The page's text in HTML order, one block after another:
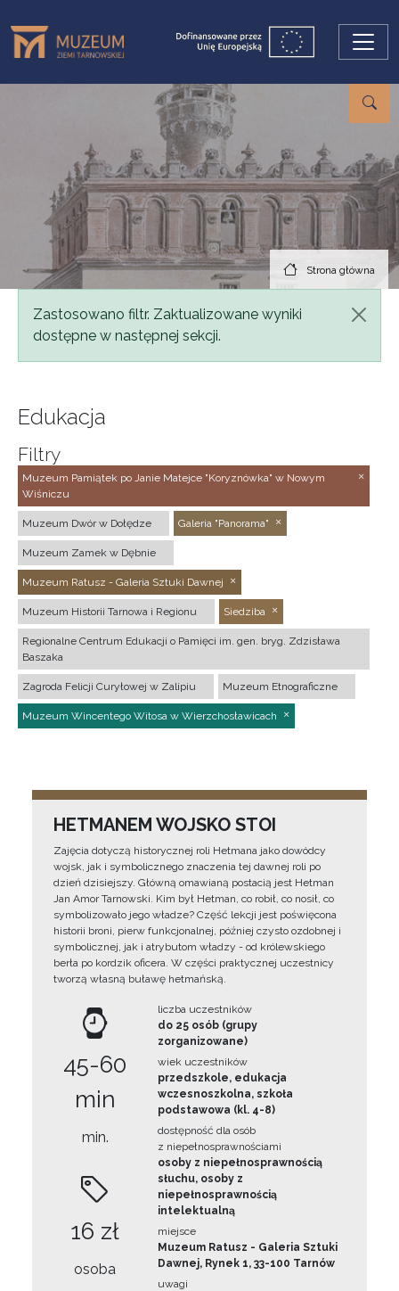
Strona główna
Komunikat
Zastosowano filtr. Zaktualizowane wyniki
dostępne w następnej sekcji.
Edukacja
Filtry
Muzeum Pamiątek po Janie Matejce "Koryznówka" w Nowym
Wiśniczu
Muzeum Dwór w Dołędze Galeria "Panorama"
Muzeum Zamek w Dębnie
Muzeum Ratusz - Galeria Sztuki Dawnej
Muzeum Historii Tarnowa i Regionu Siedziba
Regionalne Centrum Edukacji o Pamięci im. gen. bryg. Zdzisława
Baszaka
Zagroda Felicji Curyłowej w Zalipiu Muzeum Etnograficzne
Muzeum Wincentego Witosa w Wierzchosławicach
HETMANEM WOJSKO STOI
Zajęcia dotyczą historycznej roli Hetmana jako dowódcy
wojsk, jak i symbolicznego znaczenia tej dawnej roli po
dzień dzisiejszy. Główną omawianą postacią jest Hetman
Jan Amor Tarnowski. Kim był Hetman, co robił, co nosił, co
symbolizowało jego władze? Część lekcji jest poświęcona
historii broni, pierw funkcjonalnej, później czysto ozdobnej i
symbolicznej, jak i atrybutom władzy - od królewskiego
berła po kordzik oficera. W części praktycznej uczestnicy
tworzą własną buławę hetmańską.
45-60
min
min.
16 zł
osoba
liczba uczestników
do 25 osób (grupy
zorganizowane)
wiek uczestników
przedszkole, edukacja
wczesnoszkolna, szkoła
podstawowa (kl. 4-8)
dostępność dla osób
z niepełnosprawnościami
osoby z niepełnosprawnością
słuchu, osoby z
niepełnosprawnością
intelektualną
miejsce
Muzeum Ratusz - Galeria Sztuki
Dawnej, Rynek 1, 33-100 Tarnów
uwagi